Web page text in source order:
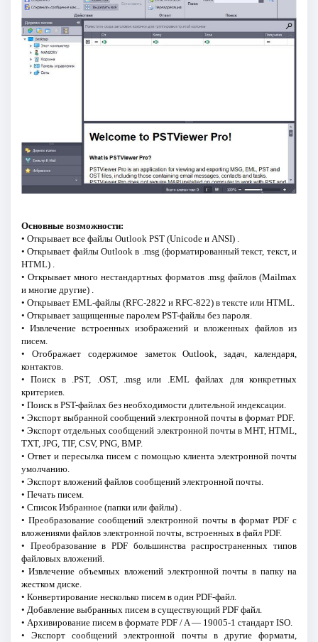
Основные возможности:
• Открывает все файлы Outlook PST (Unicode и ANSI) .
• Открывает файлы Outlook в .msg (форматированный текст, текст, и
HTML) .
• Открывает много нестандартных форматов .msg файлов (Mailmax
и многие другие) .
• Открывает EML-файлы (RFC-2822 и RFC-822) в тексте или HTML.
• Открывает защищенные паролем PST-файлы без пароля.
• Извлечение встроенных изображений и вложенных файлов из
писем.
• Отображает содержимое заметок Outlook, задач, календаря,
контактов.
• Поиск в .PST, .OST, .msg или .EML файлах для конкретных
критериев.
• Поиск в PST-файлах без необходимости длительной индексации.
• Экспорт выбранной сообщений электронной почты в формат PDF.
• Экспорт отдельных сообщений электронной почты в MHT, HTML,
TXT, JPG, TIF, CSV, PNG, BMP.
• Ответ и пересылка писем с помощью клиента электронной почты
умолчанию.
• Экспорт вложений файлов сообщений электронной почты.
• Печать писем.
• Список Избранное (папки или файлы) .
• Преобразование сообщений электронной почты в формат PDF с
вложениями файлов электронной почты, встроенных в файл PDF.
• Преобразование в PDF большинства распространенных типов
файловых вложений.
• Извлечение объемных вложений электронной почты в папку на
жестком диске.
• Конвертирование несколько писем в один PDF-файл.
• Добавление выбранных писем в существующий PDF файл.
• Архивирование писем в формате PDF / A — 19005-1 стандарт ISO.
• Экспорт сообщений электронной почты в другие форматы,